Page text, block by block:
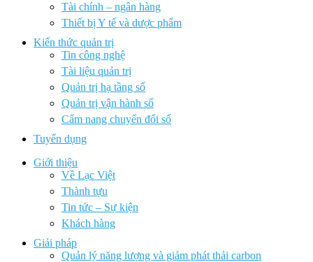
Tài chính – ngân hàng
Thiết bị Y tế và dược phẩm
Kiến thức quản trị
Tin công nghệ
Tài liệu quản trị
Quản trị hạ tầng số
Quản trị vận hành số
Cẩm nang chuyển đổi số
Tuyển dụng
Giới thiệu
Về Lạc Việt
Thành tựu
Tin tức – Sự kiện
Khách hàng
Giải pháp
Quản lý năng lượng và giảm phát thải carbon